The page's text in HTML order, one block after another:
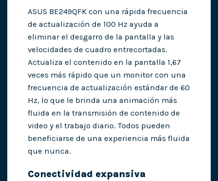
ASUS BE249QFK con una rápida frecuencia
de actualización de 100 Hz ayuda a
eliminar el desgarro de la pantalla y las
velocidades de cuadro entrecortadas.
Actualiza el contenido en la pantalla 1,67
veces más rápido que un monitor con una
frecuencia de actualización estándar de 60
Hz, lo que le brinda una animación más
fluida en la transmisión de contenido de
video y el trabajo diario. Todos pueden
beneficiarse de una experiencia más fluida
que nunca.
Conectividad expansiva